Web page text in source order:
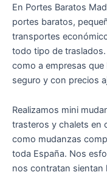
En Portes Baratos
portes baratos,
transportes
todo tipo de
como a empresas
seguro y con precios
Realizamos mini
trasteros y chalets en
como mudanzas
toda España. Nos
nos contratan sientan